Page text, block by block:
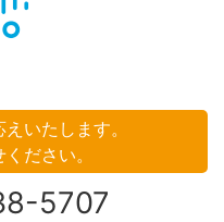
いたします。
ださい。
5707